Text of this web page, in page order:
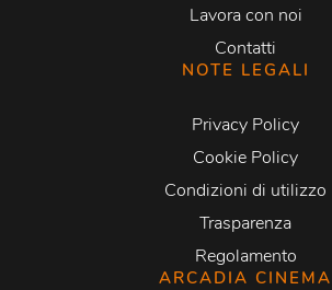
Lavora con noi
Contatti
NOTE LEGALI
Privacy Policy
Cookie Policy
Condizioni di utilizzo
Trasparenza
Regolamento
ARCADIA CINEMA